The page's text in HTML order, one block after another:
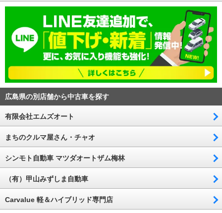
広島県の別店舗から中古車を探す
有限会社エムズオート
まちのクルマ屋さん・チャオ
シンモト自動車 マツダオートザム梅林
（有）甲山みずしま自動車
Carvalue 軽＆ハイブリッド専門店